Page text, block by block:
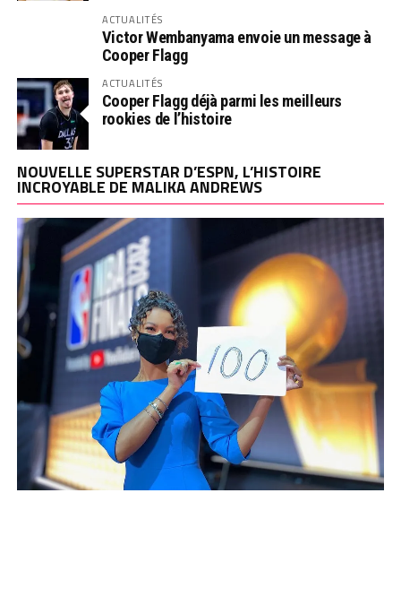
ACTUALITÉS
Victor Wembanyama envoie un message à
Cooper Flagg
ACTUALITÉS
Cooper Flagg déjà parmi les meilleurs
rookies de l’histoire
NOUVELLE SUPERSTAR D’ESPN, L’HISTOIRE
INCROYABLE DE MALIKA ANDREWS